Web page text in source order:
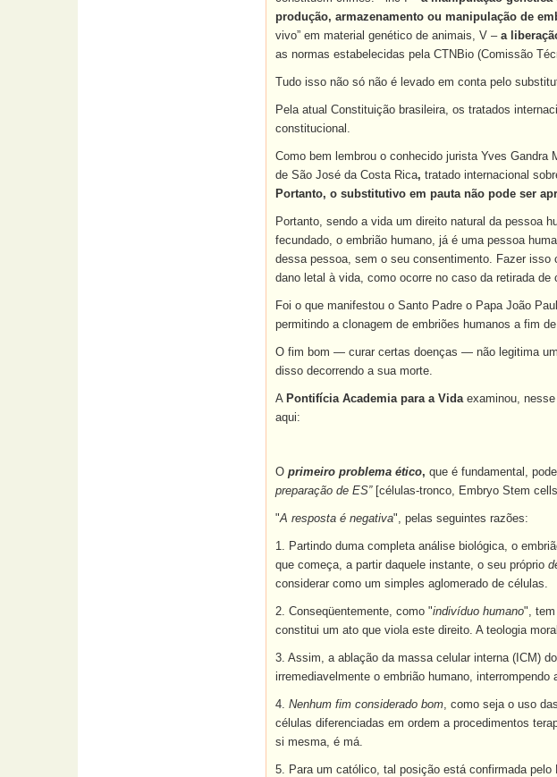
produção, armazenamento ou manipulação de
vivo” em material genético de animais, V – a
as normas estabelecidas pela CTNBio (Comissão
Tudo isso não só não é levado em conta pelo
Pela atual Constituição brasileira, os tratados
constitucional.
Como bem lembrou o conhecido jurista Yves
de São José da Costa Rica, tratado internacional
Portanto, o substitutivo em pauta não pode ser
Portanto, sendo a vida um direito natural da pessoa
fecundado, o embrião humano, já é uma pessoa
dessa pessoa, sem o seu consentimento. Fazer
dano letal à vida, como ocorre no caso da retirada de
Foi o que manifestou o Santo Padre o Papa João
permitindo a clonagem de embriões humanos a fim
O fim bom — curar certas doenças — não legitima
disso decorrendo a sua morte.
A Pontifícia Academia para a Vidaexaminou, nesse
aqui:
O primeiro problema ético, que é fundamental,
preparação de ES” [células-tronco, Embryo Stem
"A resposta é negativa", pelas seguintes razões:
1. Partindo duma completa análise biológica, o
que começa, a partir daquele instante, o seu próprio
considerar como um simples aglomerado de células.
2. Conseqüentemente, como "indivíduo humano", tem
constitui um ato que viola este direito. A teologia
3. Assim, a ablação da massa celular interna (ICM)
irremediavelmente o embrião humano,
4. Nenhum fim considerado bom, como seja o uso
células diferenciadas em ordem a procedimentos
si mesma, é má­.
5. Para um católico, tal posição está confirmada